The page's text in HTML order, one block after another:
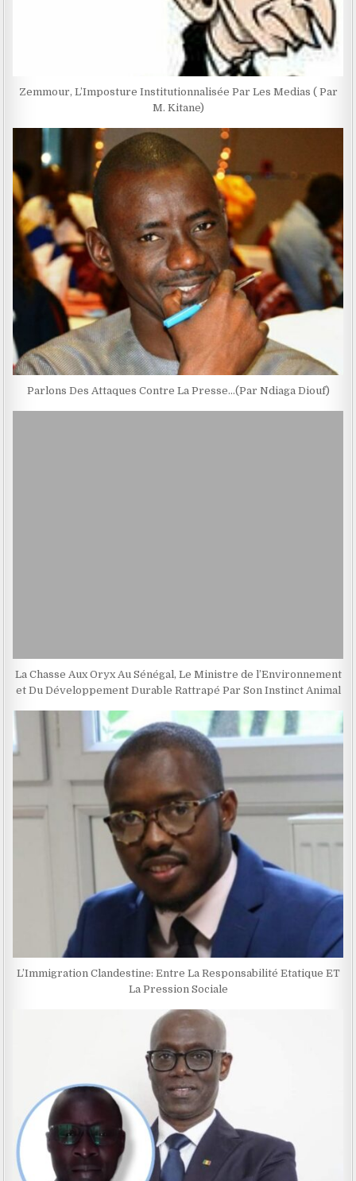
Zemmour, L’Imposture Institutionnalisée Par Les Medias ( Par
M. Kitane)
Parlons Des Attaques Contre La Presse…(Par Ndiaga Diouf)
La Chasse Aux Oryx Au Sénégal, Le Ministre de l’Environnement
et Du Développement Durable Rattrapé Par Son Instinct Animal
L’Immigration Clandestine: Entre La Responsabilité Etatique ET
La Pression Sociale